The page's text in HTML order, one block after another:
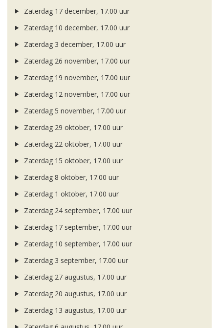
Zaterdag 17 december, 17.00 uur
Zaterdag 10 december, 17.00 uur
Zaterdag 3 december, 17.00 uur
Zaterdag 26 november, 17.00 uur
Zaterdag 19 november, 17.00 uur
Zaterdag 12 november, 17.00 uur
Zaterdag 5 november, 17.00 uur
Zaterdag 29 oktober, 17.00 uur
Zaterdag 22 oktober, 17.00 uur
Zaterdag 15 oktober, 17.00 uur
Zaterdag 8 oktober, 17.00 uur
Zaterdag 1 oktober, 17.00 uur
Zaterdag 24 september, 17.00 uur
Zaterdag 17 september, 17.00 uur
Zaterdag 10 september, 17.00 uur
Zaterdag 3 september, 17.00 uur
Zaterdag 27 augustus, 17.00 uur
Zaterdag 20 augustus, 17.00 uur
Zaterdag 13 augustus, 17.00 uur